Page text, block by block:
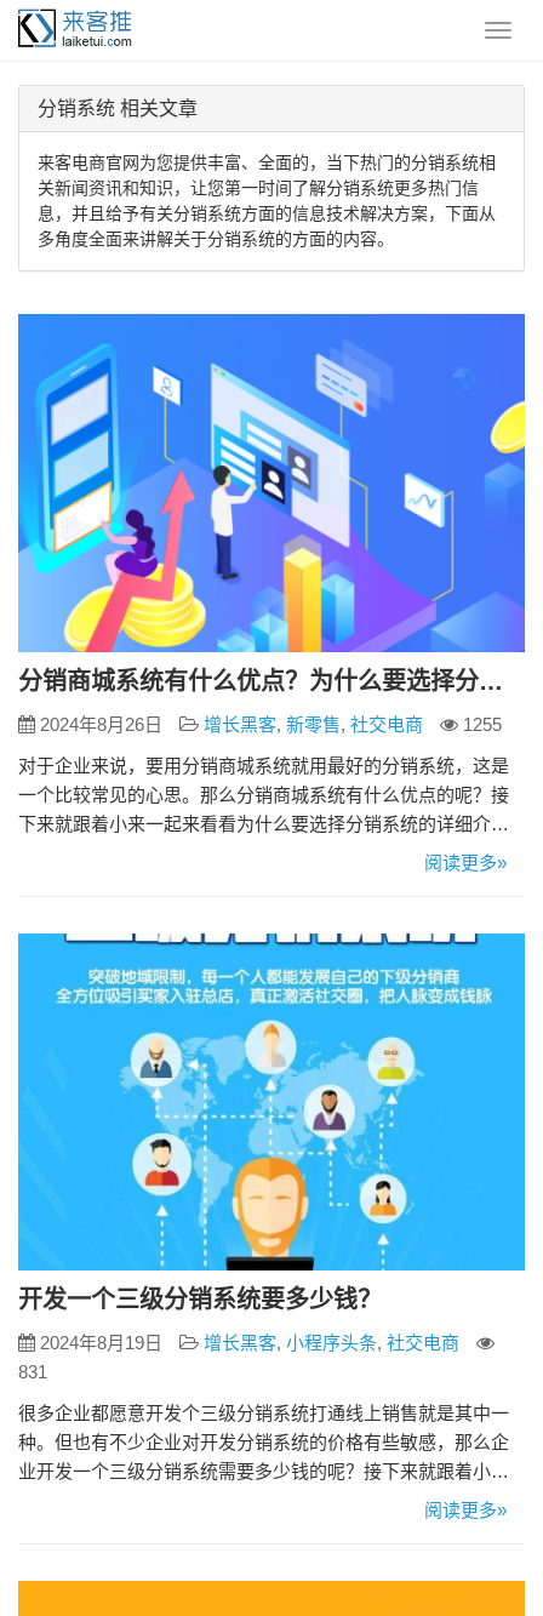
分销系统 相关文章
来客电商官网为您提供丰富、全面的，当下热门的分销系统相
关新闻资讯和知识，让您第一时间了解分销系统更多热门信
息，并且给予有关分销系统方面的信息技术解决方案，下面从
多角度全面来讲解关于分销系统的方面的内容。
分销商城系统有什么优点？为什么要选择分销系统？
2024年8月26日 增长黑客, 新零售, 社交电商
1255
对于企业来说，要用分销商城系统就用最好的分销系统，这是
一个比较常见的心思。那么分销商城系统有什么优点的呢？接
下来就跟着小来一起来看看为什么要选择分销系统的详细介绍
吧。 1、分销商城系统的全员分销 一套好的分销软件，多层级
的电商渠道拓宽 最好的分销渠道，分销体系彻底改变信息的传
达方式，大大…
阅读更多»
开发一个三级分销系统要多少钱？
2024年8月19日 增长黑客, 小程序头条, 社交电商
831
很多企业都愿意开发个三级分销系统打通线上销售就是其中一
种。但也有不少企业对开发分销系统的价格有些敏感，那么企
业开发一个三级分销系统需要多少钱的呢？接下来就跟着小来
一起来看看吧。 1、功能需求决定商城建设价格 不同企业对三
相对高一些。 2、开发模式决定商城建设价格 分销系统可以简
阅读更多»